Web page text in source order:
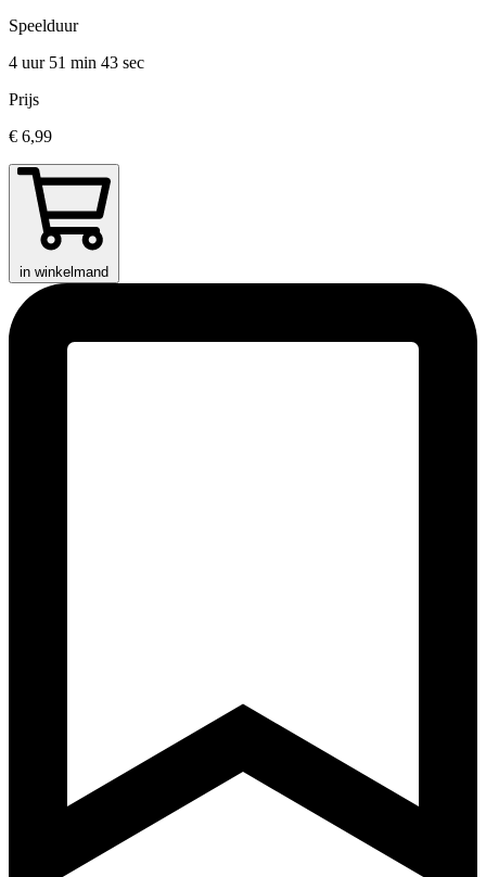
Speelduur
4 uur 51 min 43 sec
Prijs
€ 6,99
in winkelmand